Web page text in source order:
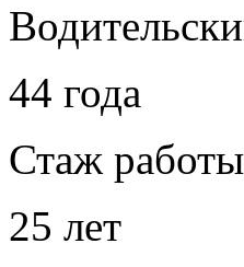
44 года
Стаж работы
25 лет